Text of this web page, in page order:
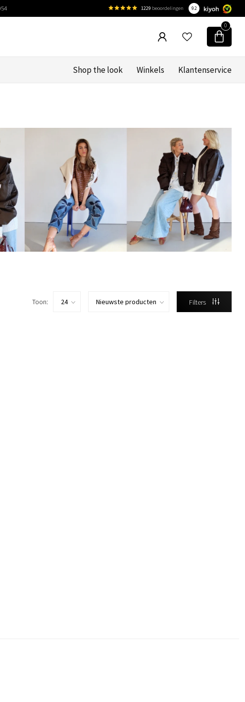
1229 beoordelingen 9.2
0
Shop the look Winkels Klantenservice
Toon: Filters